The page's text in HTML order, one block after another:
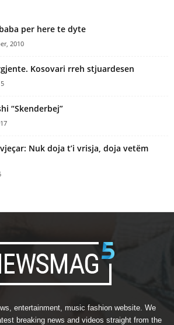
per here te dyte
2010
Kosovari rreh stjuardesen
“Skenderbej”
Nuk doja t’i vrisja, doja vetëm
entertainment, music fashion website. We
breaking news and videos straight from the